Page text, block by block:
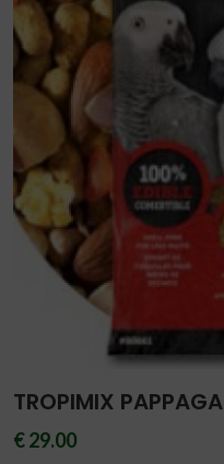
TROPIMIX
€ 29.00